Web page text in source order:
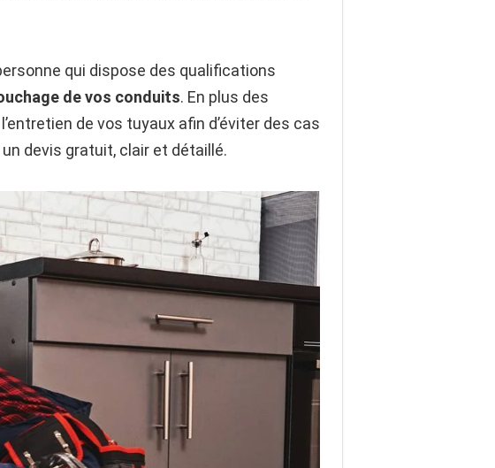
qui dispose des qualifications
de vos conduits. En plus des
de vos tuyaux afin d’éviter des cas
devis gratuit, clair et détaillé.